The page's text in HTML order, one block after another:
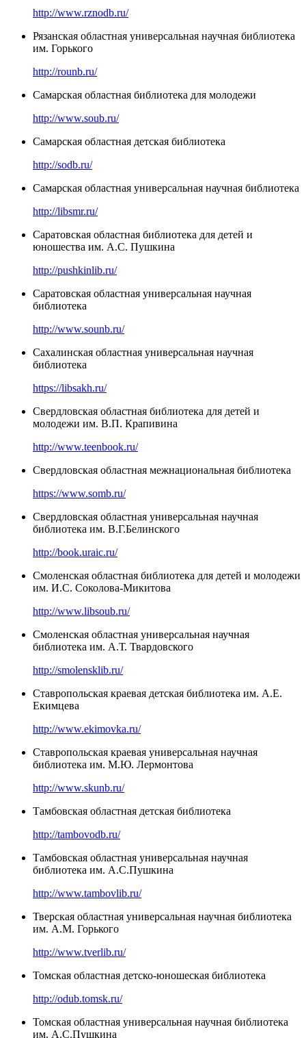
http://www.rznodb.ru/
Рязанская областная универсальная научная библиотека
им. Горького
http://rounb.ru/
Самарская областная библиотека для молодежи
http://www.soub.ru/
Самарская областная детская библиотека
http://sodb.ru/
Самарская областная универсальная научная библиотека
http://libsmr.ru/
Саратовская областная библиотека для детей и
юношества им. А.С. Пушкина
http://pushkinlib.ru/
Саратовская областная универсальная научная
библиотека
http://www.sounb.ru/
Сахалинская областная универсальная научная
библиотека
https://libsakh.ru/
Свердловская областная библиотека для детей и
молодежи им. В.П. Крапивина
http://www.teenbook.ru/
Свердловская областная межнациональная библиотека
https://www.somb.ru/
Свердловская областная универсальная научная
библиотека им. В.Г.Белинского
http://book.uraic.ru/
Смоленская областная библиотека для детей и молодежи
им. И.С. Соколова-Микитова
http://www.libsoub.ru/
Смоленская областная универсальная научная
библиотека им. А.Т. Твардовского
http://smolensklib.ru/
Ставропольская краевая детская библиотека им. А.Е.
Екимцева
http://www.ekimovka.ru/
Ставропольская краевая универсальная научная
библиотека им. М.Ю. Лермонтова
http://www.skunb.ru/
Тамбовская областная детская библиотека
http://tambovodb.ru/
Тамбовская областная универсальная научная
библиотека им. А.С.Пушкина
http://www.tambovlib.ru/
Тверская областная универсальная научная библиотека
им. А.М. Горького
http://www.tverlib.ru/
Томская областная детско-юношеская библиотека
http://odub.tomsk.ru/
Томская областная универсальная научная библиотека
им. А.С.Пушкина